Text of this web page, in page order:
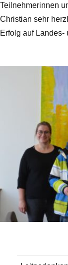
Teilnehmerinnen
Christian sehr
Erfolg auf